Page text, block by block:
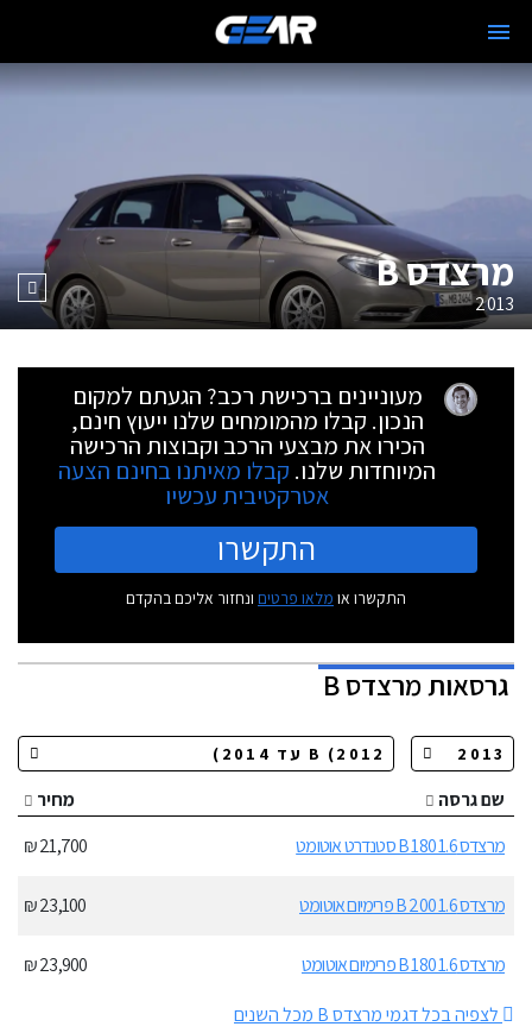
מרצדס B
2013
מעוניינים ברכישת רכב? הגעתם למקום
הנכון. קבלו מהמומחים שלנו ייעוץ חינם,
הכירו את מבצעי הרכב וקבוצות הרכישה
המיוחדות שלנו. קבלו מאיתנו בחינם הצעה
אטרקטיבית עכשיו
התקשרו
התקשרו או מלאו פרטים ונחזור אליכם בהקדם
גרסאותמרצדס B
שם גרסה
מחיר
מרצדס B 180 1.6 סטנדרט אוטומט
21,700 ₪
מרצדס B 200 1.6 פרימיום אוטומט 23,100 ₪
מרצדס B 180 1.6 פרימיום אוטומט
23,900 ₪
לצפיה בכל דגמי מרצדס B מכל השנים